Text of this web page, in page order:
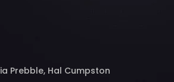
Prebble, Hal Cumpston